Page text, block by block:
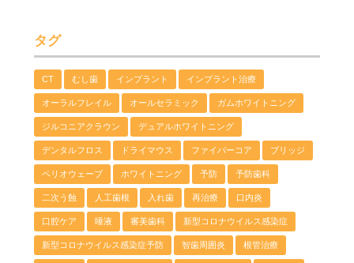
タグ
CT むし歯 インプラント インプラント治療
オーラルフレイル オールセラミック ガムホワイトニング
ジルコニアクラウン デュアルホワイトニング
デンタルフロス ドライマウス ファイバーコア ブリッジ
ペリオウェーブ ホワイトニング 予防 予防歯科
二次う蝕 人工歯根 入れ歯 再治療 口内炎
口腔ケア 唾液 審美歯科 新型コロナウイルス感染症
新型コロナウイルス感染症予防 智歯周囲炎 根管治療